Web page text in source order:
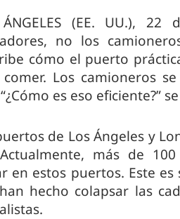
ÁNGELES (EE. UU.),
no los
cómo el puerto
Los camioneros
es eso eficiente?”
de Los Ángeles y
más de
en estos puertos. Este
hecho colapsar las